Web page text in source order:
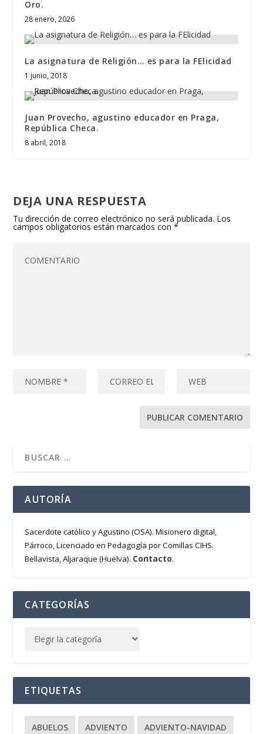
Oro.
28 enero, 2026
La asignatura de Religión… es para la FElicidad
1 junio, 2018
Juan Provecho, agustino educador en Praga,
República Checa.
8 abril, 2018
DEJA UNA RESPUESTA
Tu dirección de correo electrónico no será publicada. Los
campos obligatorios están marcados con*
AUTORÍA
Sacerdote católico y Agustino (OSA). Misionero digital,
Párroco, Licenciado en Pedagogía por Comillas CIHS.
Bellavista, Aljaraque (Huelva). Contacto.
CATEGORÍAS
ETIQUETAS
ABUELOS ADVIENTO ADVIENTO-NAVIDAD